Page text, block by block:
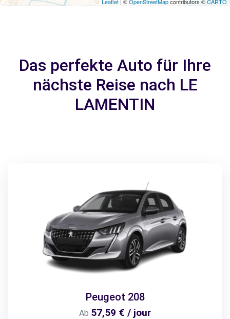
Das perfekte Auto für Ihre
nächste Reise nach LE
LAMENTIN
Peugeot 208
Ab 57,59 € / jour